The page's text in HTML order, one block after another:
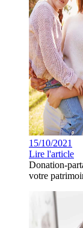
15/10/2021
Lire l'article
Donation-
votre